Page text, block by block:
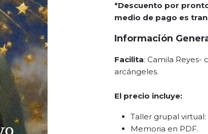
*Descuento por
medio de pago es
Información
Facilita: Camila Reyes-
arcángeles.
El precio incluye:
Taller grupal
Memoria en PDF.